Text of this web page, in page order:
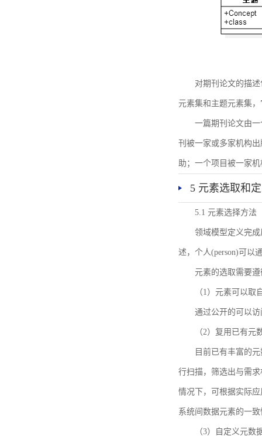
对期刊论文的描
元素集和主题元素集
一篇期刊论文由
刊被一家或多家机构
助；一个项目被一家
5 元素选取和
5.1 元素选择方法
领域模型定义完
述，个人(person)可以
元素的选取需要
（1）元素可以取
通过公开的可以
（2）复用已有元
目前已有丰富的
行扫描，筛选出与需
情况下，可根据实际
系统间数据元素的一致
（3）自定义元数